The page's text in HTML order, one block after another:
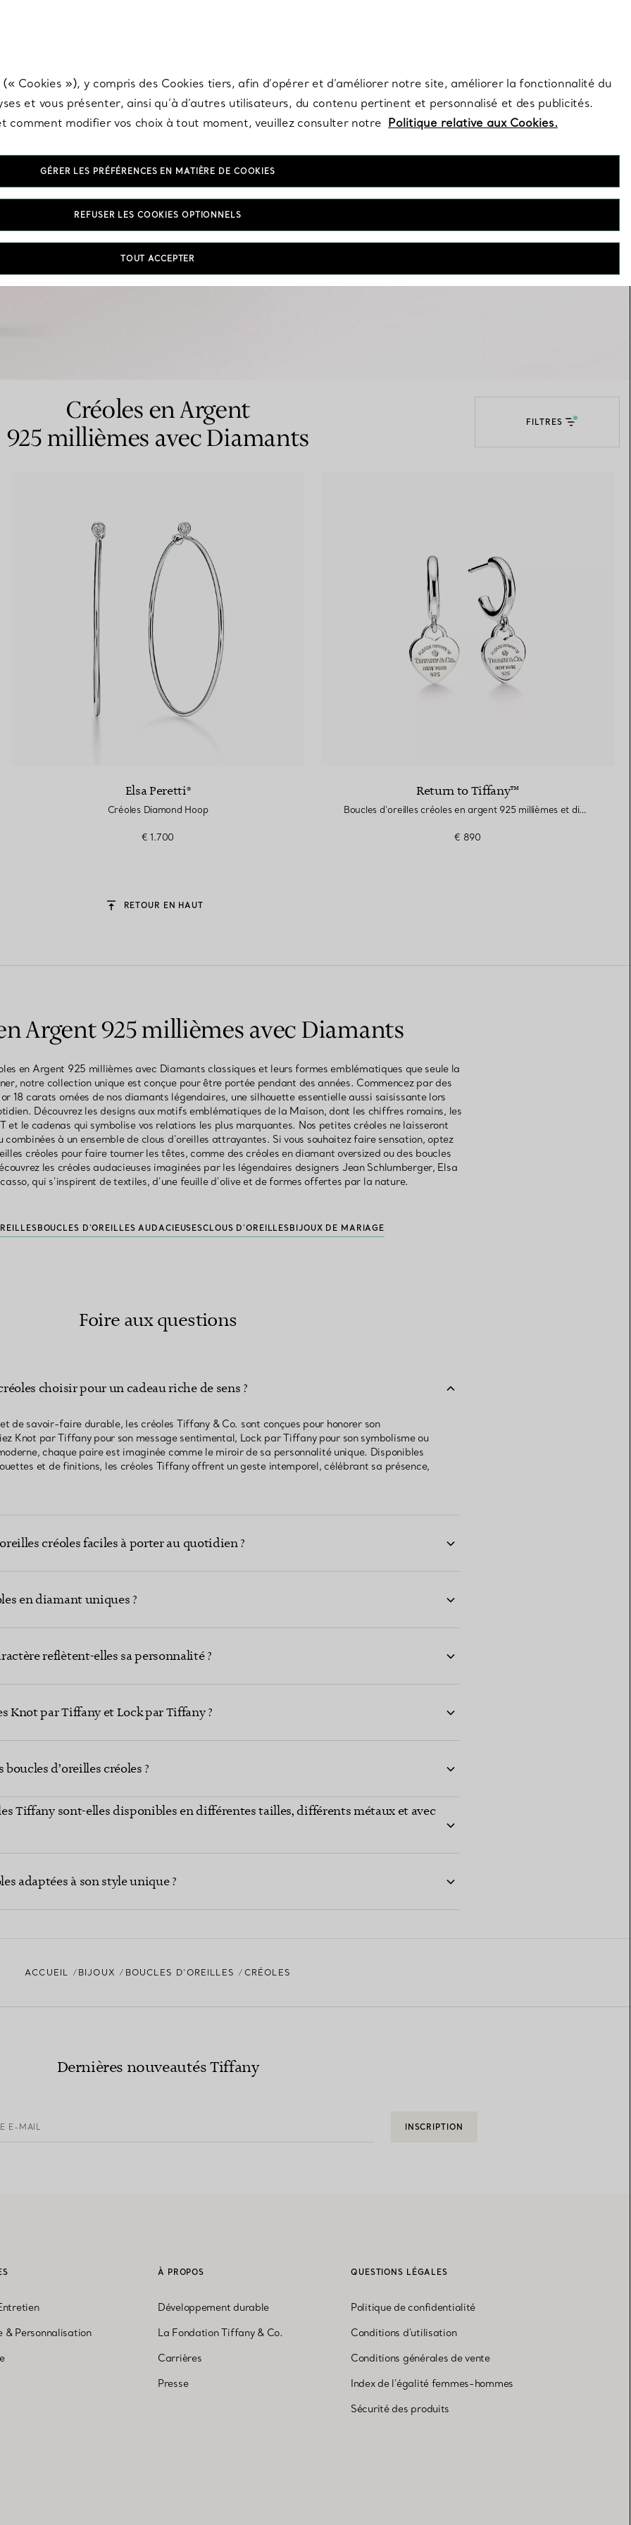
expert en diamants Tiffany.
carats ou en argent 925 millièmes, toutes réalisées avec le plus grand savoir-faire.
Créoles en Argent
925 millièmes avec Diamants
FILTRES
Elsa Peretti®
Créoles Diamond Hoop
€ 1.700
Return to Tiffany™
Boucles d’oreilles créoles en argent 925 millièmes et diamants. Mini
€ 890
RETOUR EN HAUT
Argent 925 millièmes avec Diamants
en Argent 925 millièmes avec Diamants classiques et leurs formes emblématiques que seule la
notre collection unique est conçue pour être portée pendant des années. Commencez par des
18 carats ornées de nos diamants légendaires, une silhouette essentielle aussi saisissante lors
Découvrez les designs aux motifs emblématiques de la Maison, dont les chiffres romains, les
et le cadenas qui symbolise vos relations les plus marquantes. Nos petites créoles ne laisseront
combinées à un ensemble de clous d’oreilles attrayantes. Si vous souhaitez faire sensation, optez
créoles pour faire tourner les têtes, comme des créoles en diamant oversized ou des boucles
les créoles audacieuses imaginées par les légendaires designers Jean Schlumberger, Elsa
qui s’inspirent de textiles, d’une feuille d’olive et de formes offertes par la nature.
BOUCLES D’OREILLES AUDACIEUSESCLOUS D’OREILLES BIJOUX DE MARIAGE
Foire aux questions
choisir pour un cadeau riche de sens ?
de savoir-faire durable, les créoles Tiffany & Co. sont conçues pour honorer son
Knot par Tiffany pour son message sentimental, Lock par Tiffany pour son symbolisme ou
chaque paire est imaginée comme le miroir de sa personnalité unique. Disponibles
et de finitions, les créoles Tiffany offrent un geste intemporel, célébrant sa présence,
créoles faciles à porter au quotidien ?
en diamant uniques ?
reflètent-elles sa personnalité ?
Knot par Tiffany et Lock par Tiffany ?
d’oreilles créoles ?
Tiffany sont-elles disponibles en différentes tailles, différents métaux et avec
adaptées à son style unique ?
ACCUEIL BIJOUX BOUCLES D’OREILLES CRÉOLES
Dernières nouveautés Tiffany
E-MAIL INSCRIPTION
& Personnalisation
À PROPOS
Développement durable
La Fondation Tiffany & Co.
Carrières
Presse
QUESTIONS LÉGALES
Politique de confidentialité
Conditions d'utilisation
Conditions générales de vente
Index de l'égalité femmes-hommes
Sécurité des produits
Cookies »), y compris des Cookies tiers, afin d’opérer et d’améliorer notre site, améliorer la fonctionnalité du
et vous présenter, ainsi qu’à d’autres utilisateurs, du contenu pertinent et personnalisé et des publicités.
comment modifier vos choix à tout moment, veuillez consulter notre Politique relative aux Cookies.
GÉRER LES PRÉFÉRENCES EN MATIÈRE DE COOKIES
REFUSER LES COOKIES OPTIONNELS
TOUT ACCEPTER